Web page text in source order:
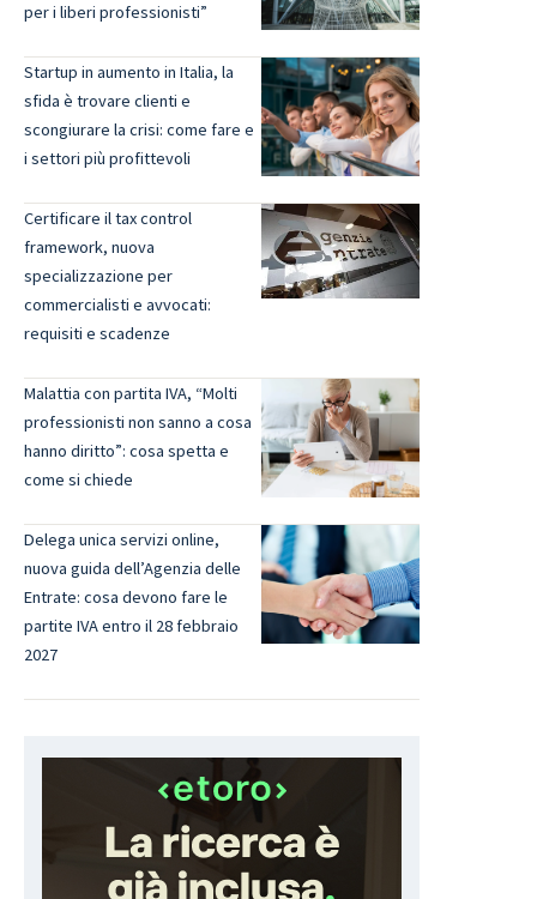
per i liberi professionisti”
Startup in aumento in Italia, la
sfida è trovare clienti e
scongiurare la crisi: come fare e
i settori più profittevoli
Certificare il tax control
framework, nuova
specializzazione per
commercialisti e avvocati:
requisiti e scadenze
Malattia con partita IVA, “Molti
professionisti non sanno a cosa
hanno diritto”: cosa spetta e
come si chiede
Delega unica servizi online,
nuova guida dell’Agenzia delle
Entrate: cosa devono fare le
partite IVA entro il 28 febbraio
2027